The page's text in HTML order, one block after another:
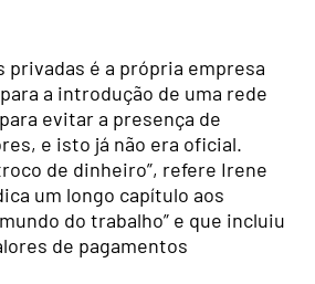
privadas é a própria empresa
a introdução de uma rede
evitar a presença de
e isto já não era oficial.
de dinheiro”, refere Irene
um longo capítulo aos
do trabalho” e que incluiu
de pagamentos